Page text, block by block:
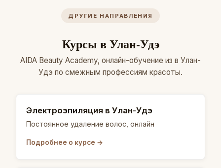
ДРУГИЕ НАПРАВЛЕНИЯ
Курсы в Улан-Удэ
AIDA Beauty Academy, онлайн-обучение из в Улан-
Удэ по смежным профессиям красоты.
Электроэпиляция в Улан-Удэ
Постоянное удаление волос, онлайн
Подробнее о курсе →